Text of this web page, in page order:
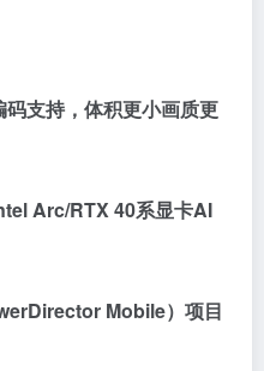
支持，体积更小画质更
Arc/RTX 40系显卡AI
Mobile）项目